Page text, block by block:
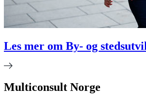
Les mer om By- og
Multiconsult Norge